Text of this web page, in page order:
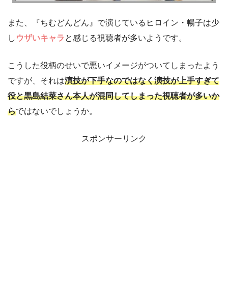
また、『ちむどんどん』で演じているヒロイン・暢子は少
し ウザいキャラ と感じる視聴者が多いようです。
こうした役柄のせいで悪いイメージがついてしまったよう
ですが、それは演技が下手なのではなく演技が上手すぎて
役と黒島結菜さん本人が混同してしまった視聴者が多いか
らではないでしょうか。
スポンサーリンク